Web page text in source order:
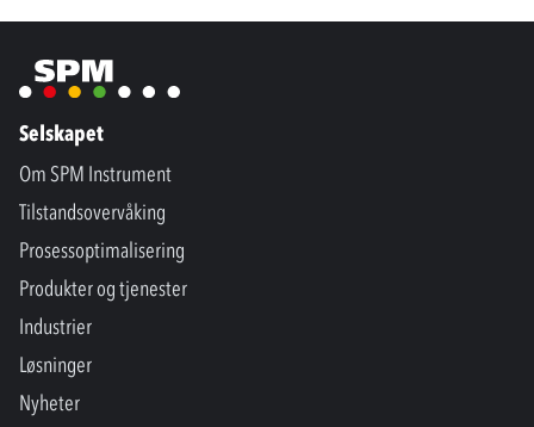
Selskapet
Om SPM Instrument
Tilstandsovervåking
Prosessoptimalisering
Produkter og tjenester
Industrier
Løsninger
Nyheter